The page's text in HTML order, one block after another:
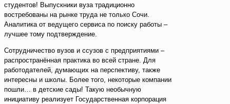
студентов! Выпускники вуза традиционно
востребованы на рынке труда не только Сочи.
Аналитика от ведущего сервиса по поиску работы –
лучшее тому подтверждение.
Сотрудничество вузов и ссузов с предприятиями –
распространённая практика во всей стране. Для
работодателей, думающих на перспективу, также
интересны и школы. Более того, некоторые компании
пошли… в детские сады! Такую необычную
инициативу реализует Государственная корпорация